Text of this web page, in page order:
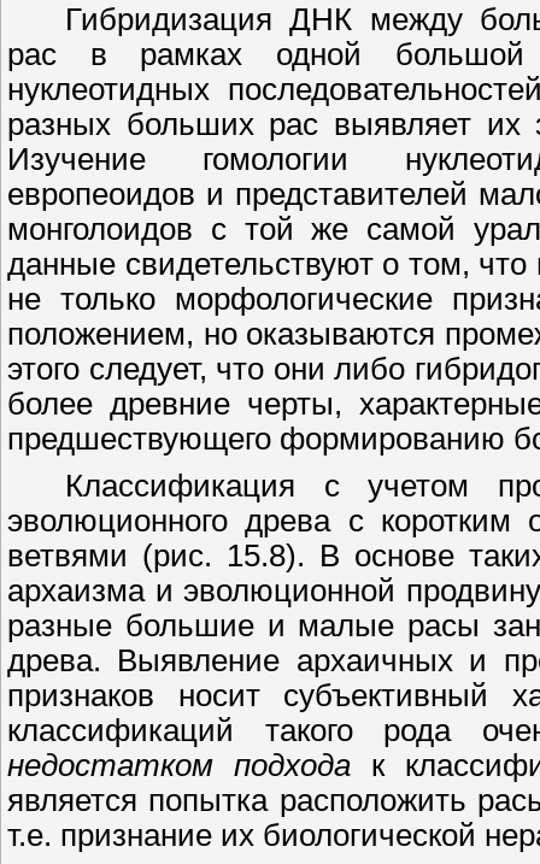
Гибридизация ДНК между
рас в рамках одной большой
нуклеотидных
разных больших рас выявляет их
Изучение гомологии
европеоидов и представителей
монголоидов с той же самой
данные свидетельствуют о том,
не только морфологические
положением, но оказываются
этого следует, что они либо
более древние черты,
предшествующего формированию
Классификация с учетом
эволюционного древа с
ветвями (рис. 15.8). В основе
архаизма и эволюционной
разные большие и малые расы
древа. Выявление архаичных и
признаков носит субъективный
классификаций такого рода
недостатком подхода к
является попытка расположить
т.е. признание их биологической